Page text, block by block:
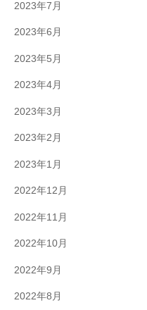
2023年7月
2023年6月
2023年5月
2023年4月
2023年3月
2023年2月
2023年1月
2022年12月
2022年11月
2022年10月
2022年9月
2022年8月